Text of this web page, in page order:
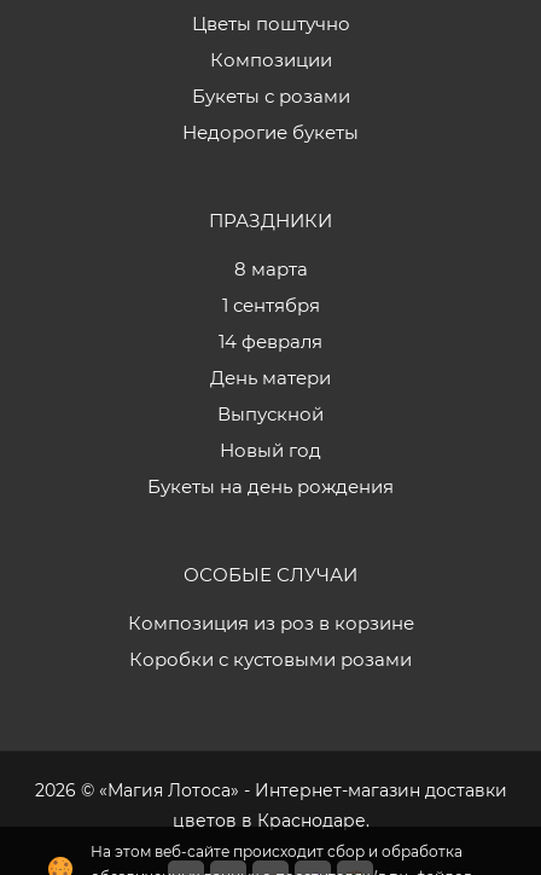
На этом веб-сайте происходит сбор и обработка
Цветы поштучно
Композиции
Букеты с розами
Недорогие букеты
ПРАЗДНИКИ
8 марта
1 сентября
14 февраля
День матери
Выпускной
Новый год
Букеты на день рождения
ОСОБЫЕ СЛУЧАИ
Композиция из роз в корзине
Коробки с кустовыми розами
2026 © «Магия Лотоса» - Интернет-магазин доставки
цветов в Краснодаре.